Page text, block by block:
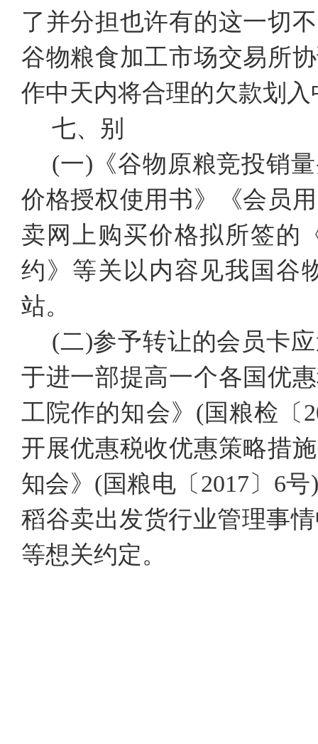
了并分担也许有的这一切
谷物粮食加工市场交易所
作中天内将合理的欠款划
七、别
(一)《谷物原粮竞投销
价格授权使用书》《会员
卖网上购买价格拟所签的
约》等关以内容见我国谷
站。
(二)参予转让的会员卡
于进一部提高一个各国优
工院作的知会》(国粮检〔
开展优惠税收优惠策略措
知会》(国粮电〔2017〕6
稻谷卖出发货行业管理事
等想关约定。